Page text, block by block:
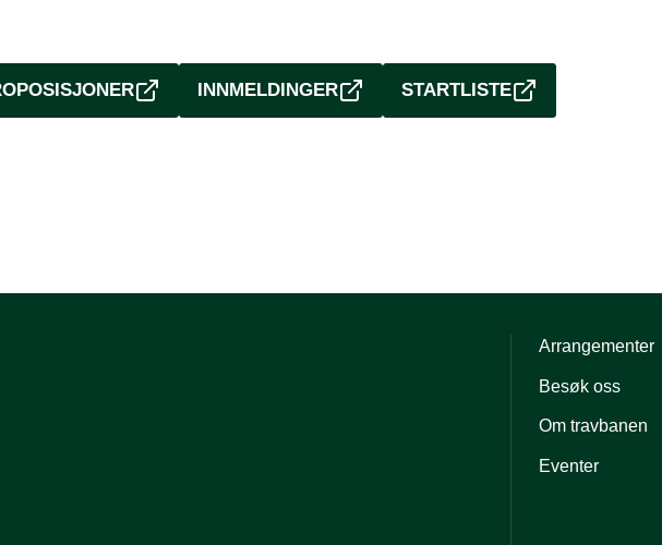
INNMELDINGER STARTLISTE
Arrangementer
Besøk oss
Om travbanen
Eventer